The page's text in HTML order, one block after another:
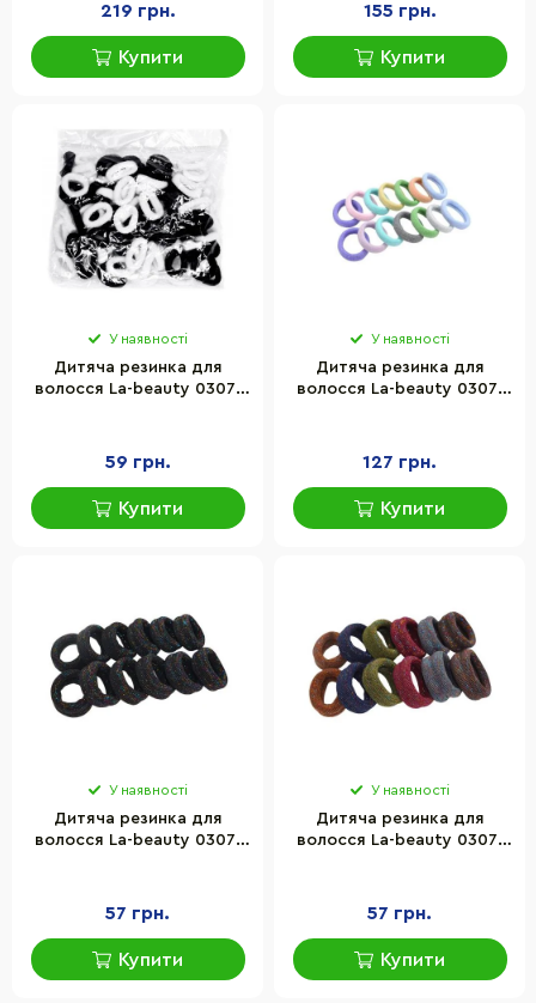
219 грн.
Купити
155 грн.
Купити
У наявності
Дитяча резинка для
волосся La-beauty 0307-
59 грн.
Купити
У наявності
Дитяча резинка для
волосся La-beauty 0307-
50 шт
127 грн.
Купити
У наявності
Дитяча резинка для
волосся La-beauty 0307-
57 грн.
Купити
У наявності
Дитяча резинка для
волосся La-beauty 0307-
57 грн.
Купити